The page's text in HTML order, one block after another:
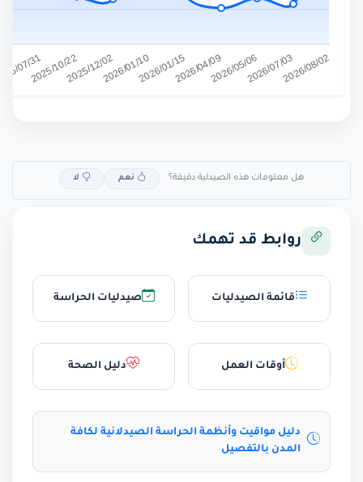
هل معلومات هذه الصيدلية دقيقة؟ نعم لا
روابط قد تهمك
قائمة الصيدليات صيدليات الحراسة
أوقات العمل دليل الصحة
دليل مواقيت وأنظمة الحراسة الصيدلانية لكافة
المدن بالتفصيل